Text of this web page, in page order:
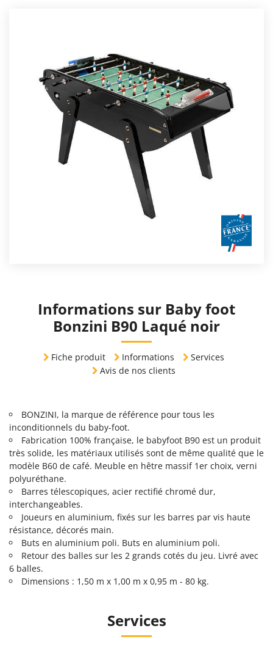
Informations sur Baby foot
Bonzini B90 Laqué noir
Fiche produit Informations
Services
Avis de nos clients
BONZINI, la marque de référence pour tous les
inconditionnels du baby-foot.
Fabrication 100% française, le babyfoot B90 est un produit
très solide, les matériaux utilisés sont de même qualité que le
modèle B60 de café. Meuble en hêtre massif 1er choix, verni
polyuréthane.
Barres télescopiques, acier rectifié chromé dur,
interchangeables.
Joueurs en aluminium, fixés sur les barres par vis haute
résistance, décorés main.
Buts en aluminium poli. Buts en aluminium poli.
Retour des balles sur les 2 grands cotés du jeu. Livré avec
6 balles.
Dimensions : 1,50 m x 1,00 m x 0,95 m - 80 kg.
Services